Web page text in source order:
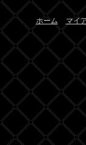
ホーム マイ